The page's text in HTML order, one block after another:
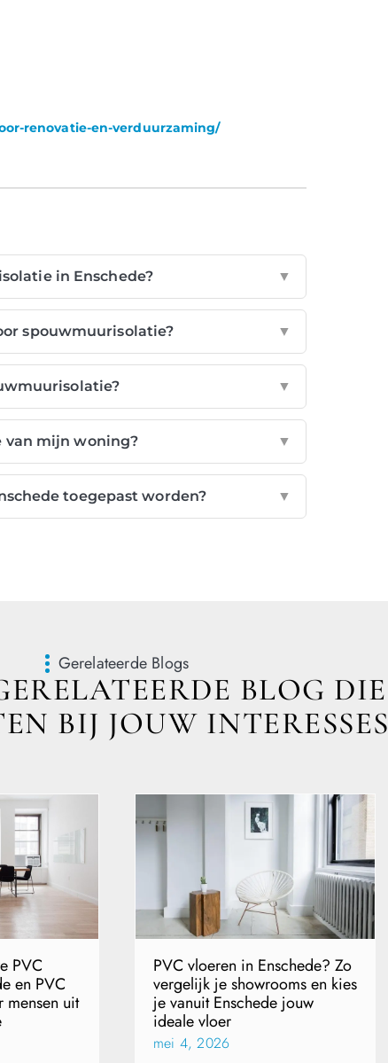
renovatie-en-verduurzaming/
in Enschede? ▼
spouwmuurisolatie? ▼
▼
van mijn woning? ▼
toegepast worden? ▼
Gerelateerde Blogs
BLOG DIE
BIJ JOUW INTERESSES
PVC
en PVC
mensen uit
PVC vloeren in Enschede? Zo
vergelijk je showrooms en kies
je vanuit Enschede jouw
ideale vloer
mei 4, 2026